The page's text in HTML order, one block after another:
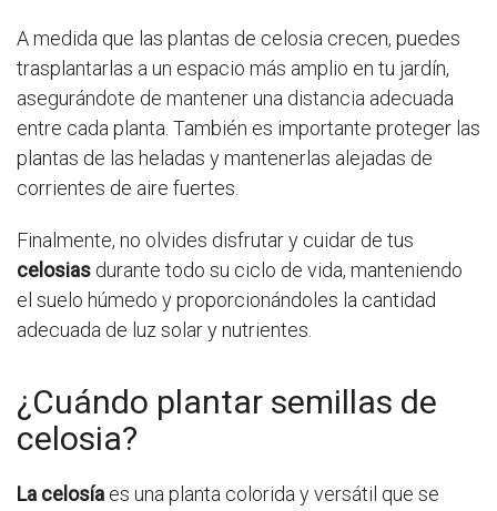
A medida que las plantas de celosia crecen, puedes
trasplantarlas a un espacio más amplio en tu jardín,
asegurándote de mantener una distancia adecuada
entre cada planta. También es importante proteger las
plantas de las heladas y mantenerlas alejadas de
corrientes de aire fuertes.
Finalmente, no olvides disfrutar y cuidar de tus
celosias durante todo su ciclo de vida, manteniendo
el suelo húmedo y proporcionándoles la cantidad
adecuada de luz solar y nutrientes.
¿Cuándo plantar semillas de
celosia?
La celosía es una planta colorida y versátil que se